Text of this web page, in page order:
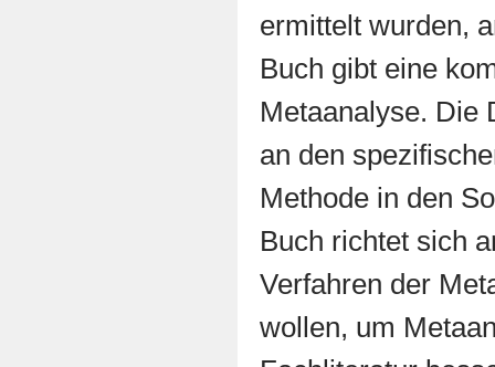
ermittelt wurden,
Buch gibt eine
Metaanalyse. Die
an den
Methode in den
Buch richtet sich
Verfahren der
wollen, um